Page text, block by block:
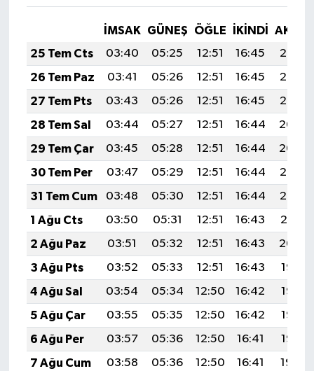
İMSAK GÜNEŞ ÖĞLE İKINDI
25 Tem Cts
03:40 05:25 12:51 16:45
20:07
26 Tem Paz
03:41 05:26 12:51 16:45
20:06
27 Tem Pts
03:43 05:26 12:51 16:45
20:05
28 Tem Sal
03:44 05:27 12:51 16:44
20:04
29 Tem Çar
03:45 05:28 12:51 16:44
20:04
30 Tem Per
03:47 05:29 12:51 16:44
20:03
31 Tem Cum
03:48 05:30 12:51 16:44
20:02
1 Ağu Cts
03:50 05:31 12:51 16:43
20:01
2 Ağu Paz
03:51 05:32 12:51 16:43
20:00
3 Ağu Pts
03:52 05:33 12:51 16:43
19:58
4 Ağu Sal
03:54 05:34 12:50 16:42
19:57
5 Ağu Çar
03:55 05:35 12:50 16:42
19:56
6 Ağu Per
03:57 05:36 12:50 16:41
19:55
7 Ağu Cum
03:58 05:36 12:50 16:41
19:54